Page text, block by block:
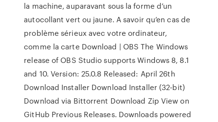
la machine, auparavant sous la forme d’un
autocollant vert ou jaune. A savoir qu’en cas de
problème sérieux avec votre ordinateur,
comme la carte Download | OBS The Windows
release of OBS Studio supports Windows 8, 8.1
and 10. Version: 25.0.8 Released: April 26th
Download Installer Download Installer (32-bit)
Download via Bittorrent Download Zip View on
GitHub Previous Releases. Downloads powered